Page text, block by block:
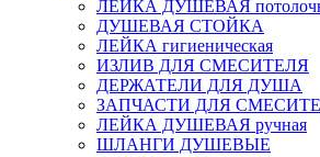
ЛЕЙКА ДУШЕВАЯ
ДУШЕВАЯ СТОЙКА
ЛЕЙКА гигиеническая
ИЗЛИВ ДЛЯ СМЕСИТЕЛЯ
ДЕРЖАТЕЛИ ДЛЯ ДУША
ЗАПЧАСТИ ДЛЯ
ЛЕЙКА ДУШЕВАЯ ручная
ШЛАНГИ ДУШЕВЫЕ